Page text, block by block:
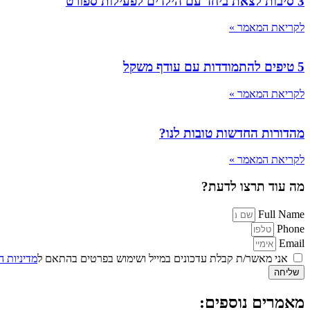
לקריאת המאמר »
5 טיפים להתמודדות עם עודף משקל
לקריאת המאמר »
מהדורות החדשות טובות לנו?
לקריאת המאמר »
מה עוד תרצו לדעת?
Full Name
Phone
Email
אני מאשר/ת קבלת עדכונים במייל ושימוש בפרטים בהתאם למדיניות
שליחה
מאמרים נוספים: